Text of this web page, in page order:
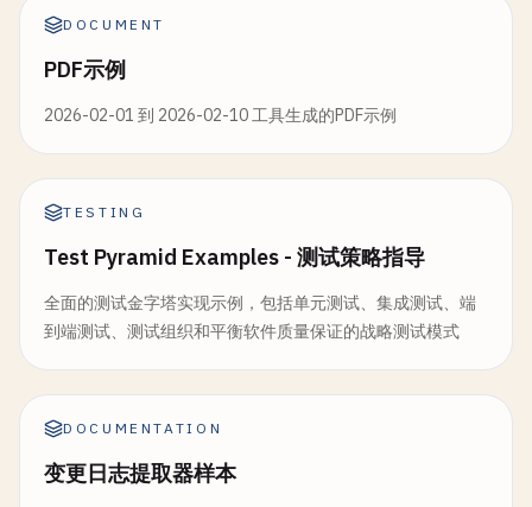
DOCUMENT
PDF示例
2026-02-01 到 2026-02-10 工具生成的PDF示例
TESTING
Test Pyramid Examples - 测试策略指导
全面的测试金字塔实现示例，包括单元测试、集成测试、端
到端测试、测试组织和平衡软件质量保证的战略测试模式
DOCUMENTATION
变更日志提取器样本